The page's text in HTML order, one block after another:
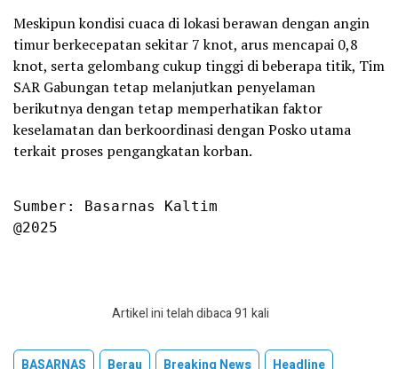
Meskipun kondisi cuaca di lokasi berawan dengan angin
timur berkecepatan sekitar 7 knot, arus mencapai 0,8
knot, serta gelombang cukup tinggi di beberapa titik, Tim
SAR Gabungan tetap melanjutkan penyelaman
berikutnya dengan tetap memperhatikan faktor
keselamatan dan berkoordinasi dengan Posko utama
terkait proses pengangkatan korban.
Sumber: Basarnas Kaltim
@2025
Artikel ini telah dibaca 91 kali